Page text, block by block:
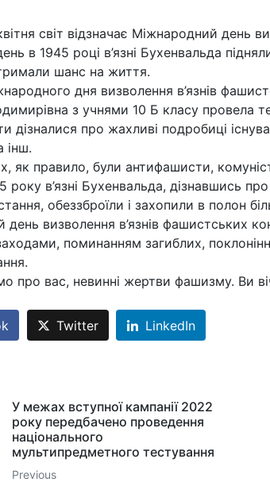
світ відзначає Міжнародний день
в 1945 році в’язні Бухенвальда
шанс на життя.
дня визволення в’язнів
з учнями 10 Б класу провела
дізналися про жахливі подробиці
інш.
як правило, були антифашисти,
року в’язні Бухенвальда, дізнавшись
обеззброїли і захопили в полон
визволення в’язнів фашистських
поминанням загиблих,
про вас, невинні жертви фашизму. Ви
Twitter LinkedIn
У межах вступної кампанії 2022
року передбачено проведення
національного
мультипредметного тестування
Previous